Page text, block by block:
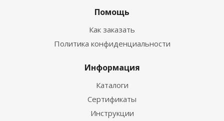
Помощь
Как заказать
Политика конфиденциальности
Информация
Каталоги
Сертификаты
Инструкции